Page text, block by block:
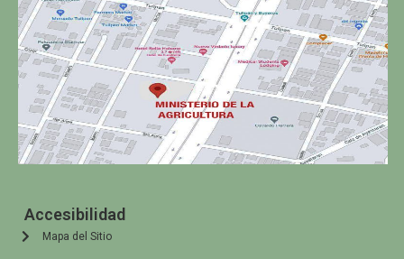
Accesibilidad
Mapa del Sitio